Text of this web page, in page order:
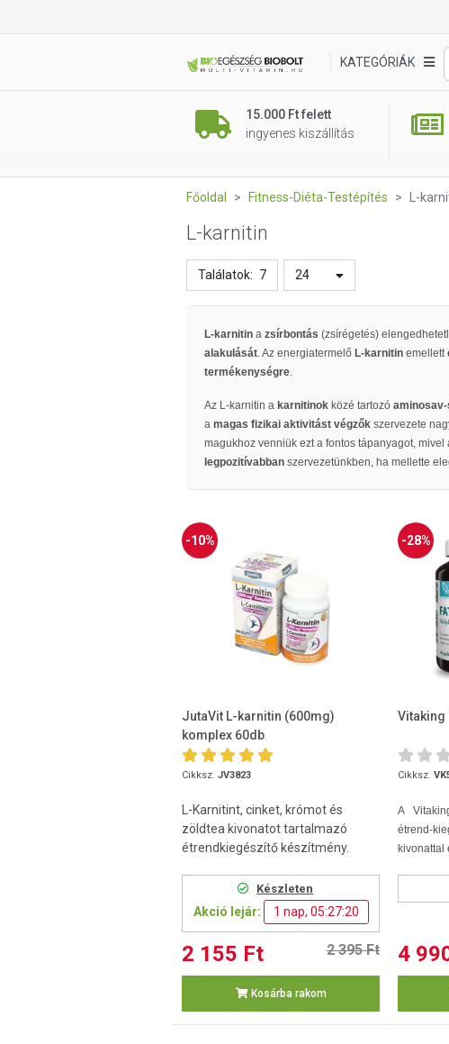
KATEGÓRIÁK
15.000 Ft felett
ingyenes kiszállítás
Főoldal Fitness-Diéta-Testépítés L-
L-karnitin
Találatok: 7 24
L-karnitin a zsírbontás (zsírégetés)
alakulását. Az energiatermelő L-karnitin emellett
termékenységre.
Az L-karnitin a karnitinok közé tartozó
a magas fizikai aktivitást végzők szervezete
magukhoz venniük ezt a fontos tápanyagot,
legpozitívabban szervezetünkben, ha mellette
-10%
JutaVit L-karnitin (600mg)
komplex 60db
Cikksz. JV3823
L-Karnitint, cinket, krómot és
zöldtea kivonatot tartalmazó
étrendkiegészítő készítmény.
Készleten
Akció lejár: 1 nap, 05:27:19
2 155 Ft 2 395 Ft
Kosárba rakom
-28%
Vitaking
Cikksz.
A
étrend-
kivonattal
4